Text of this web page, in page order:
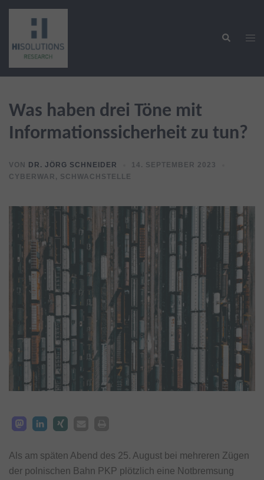
Zum
springen
Suche
Was haben drei Töne mit
Informationssicherheit zu tun?
VON DR. JÖRG SCHNEIDER
14. SEPTEMBER 2023
CYBERWAR , SCHWACHSTELLE
Als am späten Abend des 25. August bei mehreren Zügen
der polnischen Bahn PKP plötzlich eine Notbremsung